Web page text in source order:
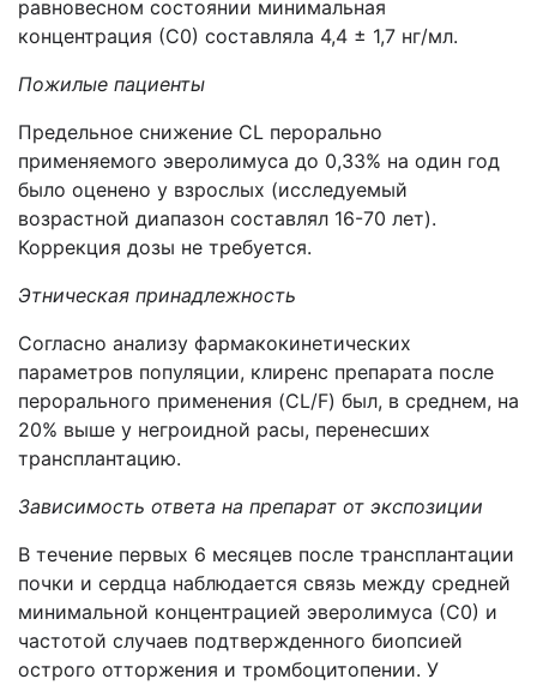
равновесном состоянии минимальная
концентрация (С0) составляла 4,4 ± 1,7 нг/мл.
Пожилые пациенты
Предельное снижение CL перорально
применяемого эверолимуса до 0,33% на один год
было оценено у взрослых (исследуемый
возрастной диапазон составлял 16-70 лет).
Коррекция дозы не требуется.
Этническая принадлежность
Согласно анализу фармакокинетических
параметров популяции, клиренс препарата после
перорального применения (CL/F) был, в среднем, на
20% выше у негроидной расы, перенесших
трансплантацию.
Зависимость ответа на препарат от экспозиции
В течение первых 6 месяцев после трансплантации
почки и сердца наблюдается связь между средней
минимальной концентрацией эверолимуса (С0) и
частотой случаев подтвержденного биопсией
острого отторжения и тромбоцитопении. У